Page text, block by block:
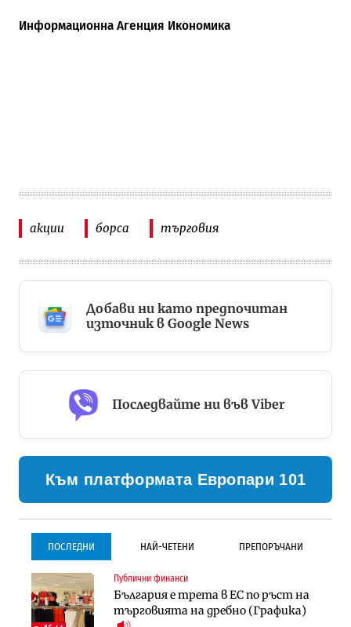
Информационна Агенция Икономика
акции борса търговия
Добави ни като предпочитан
източник в Google News
Последвайте ни във Viber
Към платформата Европари 101
ПОСЛЕДНИ НАЙ-ЧЕТЕНИ ПРЕПОРЪЧАНИ
Публични финанси
България е трета в ЕС по ръст на
търговията на дребно (Графика)
Градоустройство
Столична община избра
изпълнител за преместването на
Инфраструктура
Проектирането на тунела под
Петрохан ще върви паралелно с